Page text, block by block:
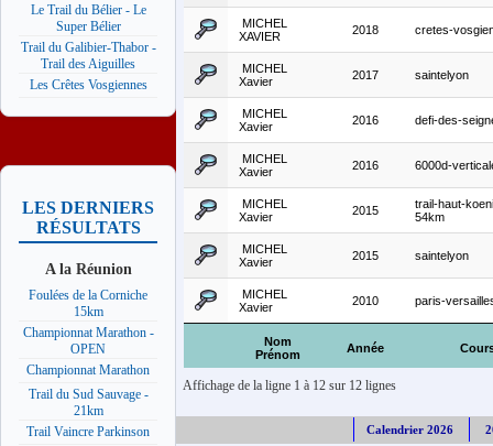
Le Trail du Bélier - Le
Super Bélier
Trail du Galibier-Thabor -
Trail des Aiguilles
Les Crêtes Vosgiennes
LES DERNIERS
RÉSULTATS
A la Réunion
Foulées de la Corniche
15km
Championnat Marathon -
OPEN
Championnat Marathon
Trail du Sud Sauvage -
21km
Trail Vaincre Parkinson
Nom
Prénom
Année
MICHEL
XAVIER
2018 cretes-
MICHEL
Xavier
2017 saintelyon
MICHEL
Xavier
2016 defi-des-
MICHEL
Xavier
2016 6000d-
MICHEL
Xavier
2015
trail-haut-
54km
MICHEL
Xavier
2015 saintelyon
MICHEL
Xavier
2010 paris-
Affichage de la ligne 1 à 12 sur 12 lignes
Calendrier 2026